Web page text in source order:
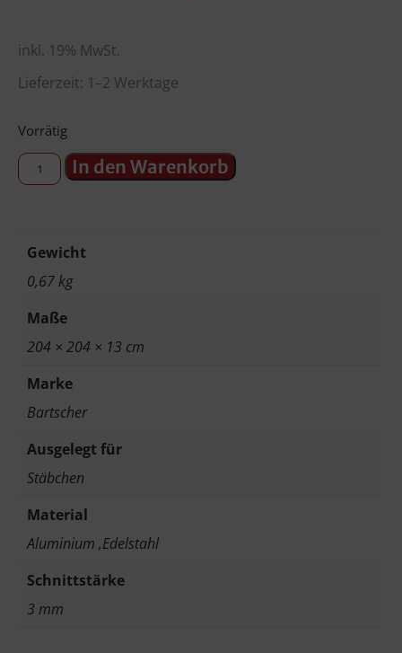
inkl. 19% MwSt.
Lieferzeit: 1–2 Werktage
Vorrätig
In den Warenkorb
Gewicht
0,67 kg
Maße
204 × 204 × 13 cm
Marke
Bartscher
Ausgelegt für
Stäbchen
Material
Aluminium ,Edelstahl
Schnittstärke
3 mm